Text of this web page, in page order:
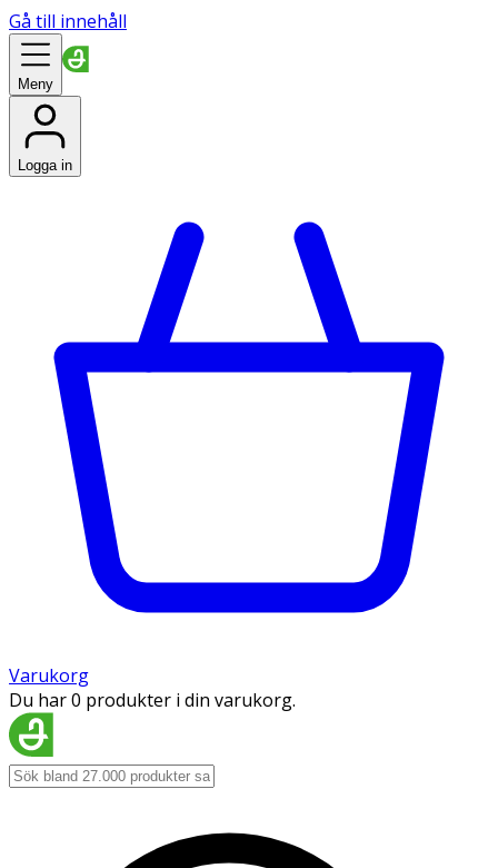
Gå till innehåll
Meny
Logga in
Varukorg
Du har 0 produkter i din varukorg.